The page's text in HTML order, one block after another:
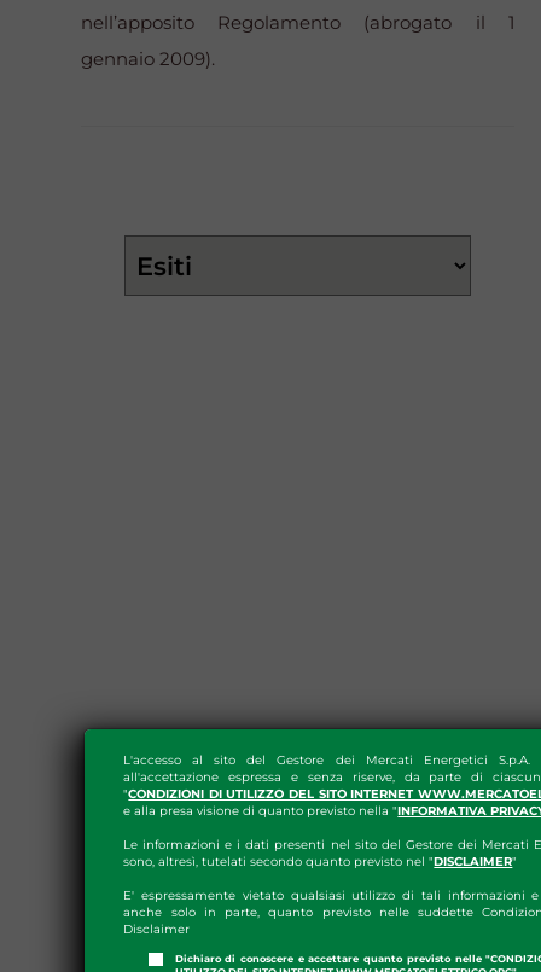
L'accesso al sito del Gestore dei Mercati Energetici S.p.A.
all'accettazione espressa e senza riserve, da parte di
"CONDIZIONI DI UTILIZZO DEL SITO INTERNET
e alla presa visione di quanto previsto nella "INFORMATIVA
Le informazioni e i dati presenti nel sito del Gestore dei Mercati
sono, altresì, tutelati secondo quanto previsto nel "DISCLAIMER"
E' espressamente vietato qualsiasi utilizzo di tali informazioni
anche solo in parte, quanto previsto nelle suddette
Disclaimer
Dichiaro di conoscere e accettare quanto previsto nelle
nell’apposito Regolamento (abrogato il 1
gennaio 2009).